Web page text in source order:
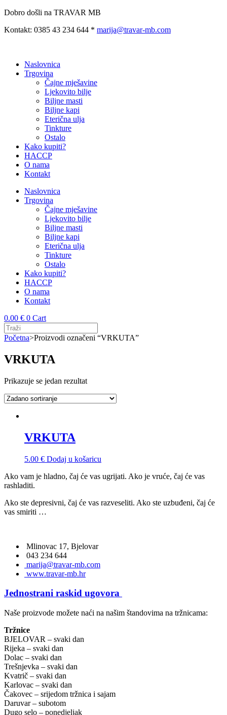
Preskoči
sadržaj
Dobro došli na TRAVAR MB
Kontakt: 0385 43 234 644 * marija@travar-mb.com
Naslovnica
Trgovina
Čajne mješavine
Ljekovito bilje
Biljne masti
Biljne kapi
Eterična ulja
Tinkture
Ostalo
Kako kupiti?
HACCP
O nama
Kontakt
Naslovnica
Trgovina
Čajne mješavine
Ljekovito bilje
Biljne masti
Biljne kapi
Eterična ulja
Tinkture
Ostalo
Kako kupiti?
HACCP
O nama
Kontakt
0.00 € 0 Cart
Početna>Proizvodi označeni “VRKUTA”
VRKUTA
Prikazuje se jedan rezultat
VRKUTA
5.00 € Dodaj u košaricu
Ako vam je hladno, čaj će vas ugrijati. Ako je vruće, čaj će vas
rashladiti.
Ako ste depresivni, čaj će vas razveseliti. Ako ste uzbuđeni, čaj će
vas smiriti …
Mlinovac 17, Bjelovar
043 234 644
marija@travar-mb.com
www.travar-mb.hr
Jednostrani raskid ugovora
Naše proizvode možete naći na našim štandovima na tržnicama:
Tržnice
BJELOVAR – svaki dan
Rijeka – svaki dan
Dolac – svaki dan
Trešnjevka – svaki dan
Kvatrič – svaki dan
Karlovac – svaki dan
Čakovec – srijedom tržnica i sajam
Daruvar – subotom
Dugo selo – ponedjeljak